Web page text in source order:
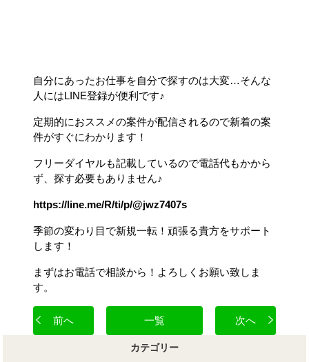
自分にあったお仕事を自分で探すのは大変…そんな
人にはLINE登録が便利です♪
定期的におススメの案件が配信されるので新着の案
件がすぐにわかります！
フリーダイヤルも記載しているので電話代もかから
ず、探す必要もありません♪
https://line.me/R/ti/p/@jwz7407s
季節の変わり目で新規一転！頑張る貴方をサポート
します！
まずはお電話で相談から！よろしくお願い致しま
す。
前へ 一覧 次へ
カテゴリー